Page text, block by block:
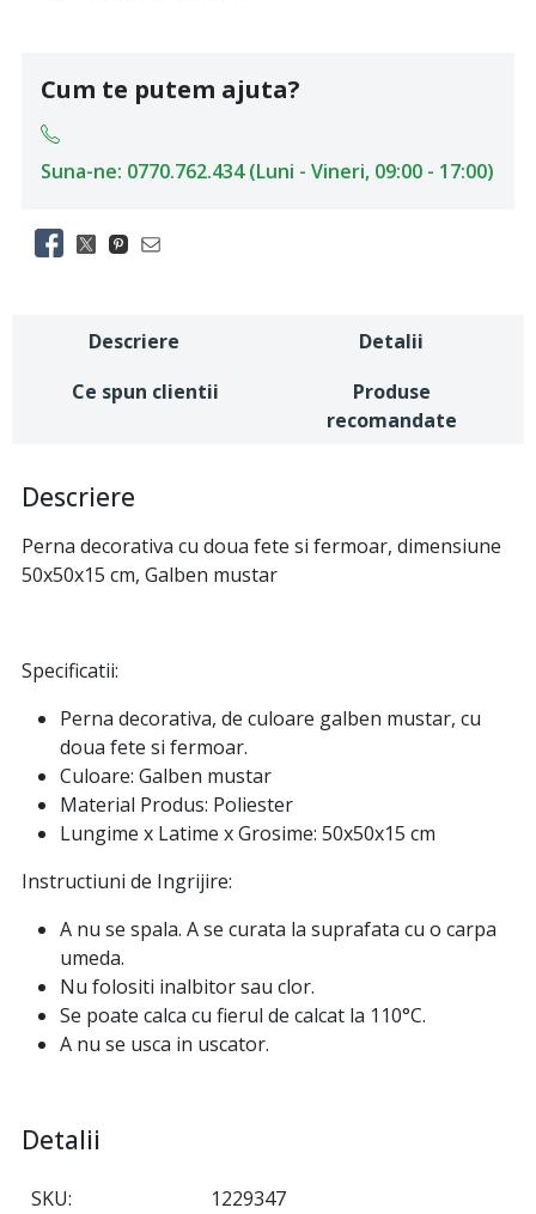
Cum te putem ajuta?
Suna-ne: 0770.762.434 (Luni - Vineri, 09:00 - 17:00)
Descriere
Detalii
Ce spun clientii
Produse
recomandate
Descriere
Perna decorativa cu doua fete si fermoar, dimensiune
50x50x15 cm, Galben mustar
Specificatii:
Perna decorativa, de culoare galben mustar, cu
doua fete si fermoar.
Culoare: Galben mustar
Material Produs: Poliester
Lungime x Latime x Grosime: 50x50x15 cm
Instructiuni de Ingrijire:
A nu se spala. A se curata la suprafata cu o carpa
umeda.
Nu folositi inalbitor sau clor.
Se poate calca cu fierul de calcat la 110°C.
A nu se usca in uscator.
Detalii
SKU
1229347